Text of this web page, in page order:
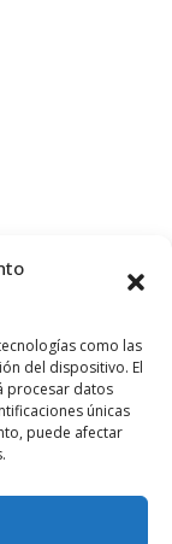
como las
del dispositivo. El
procesar datos
únicas
puede afectar